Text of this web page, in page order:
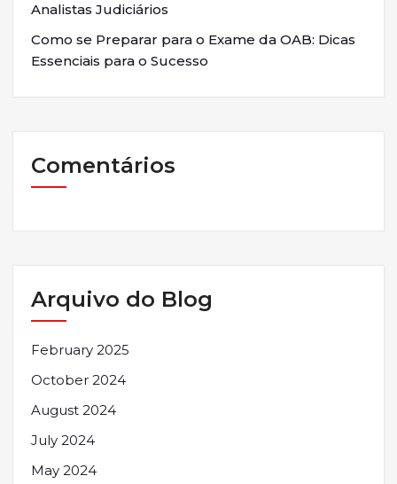
Analistas Judiciários
Como se Preparar para o Exame da OAB: Dicas
Essenciais para o Sucesso
Comentários
Arquivo do Blog
February 2025
October 2024
August 2024
July 2024
May 2024